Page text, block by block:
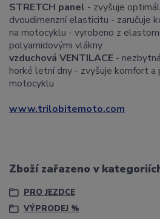
STRETCH panel - zvyšuje
dvoudimenzní elasticitu - zaručuje
na motocyklu - vyrobeno z
polyamidovými vlákny
vzduchová VENTILACE -
horké letní dny - zvyšuje komfort a
motocyklu
www.trilobitemoto.com
Zboží zařazeno v
PRO JEZDCE
VÝPRODEJ %